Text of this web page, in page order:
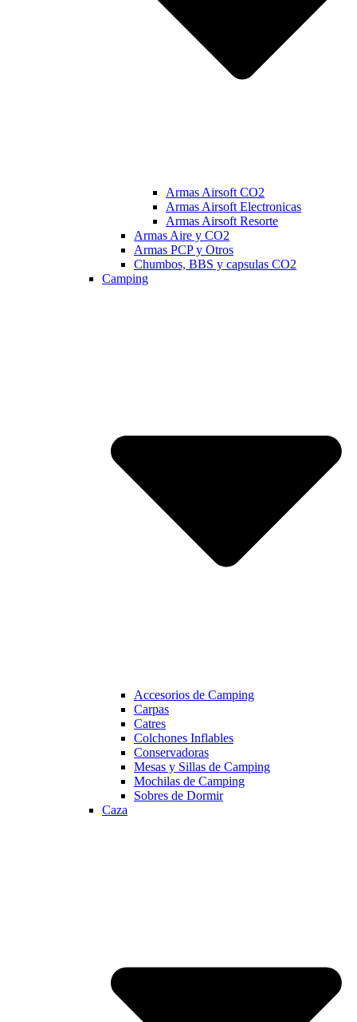
Armas Airsoft CO2
Armas Airsoft Electronicas
Armas Airsoft Resorte
Armas Aire y CO2
Armas PCP y Otros
Chumbos, BBS y capsulas CO2
Camping
Accesorios de Camping
Carpas
Catres
Colchones Inflables
Conservadoras
Mesas y Sillas de Camping
Mochilas de Camping
Sobres de Dormir
Caza